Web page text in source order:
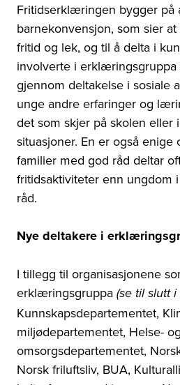
Fritidserklæringen bygger på
barnekonvensjon, som sier
fritid og lek, og til å delta i
involverte i
gjennom deltakelse i sosiale
unge andre erfaringer og
det som skjer på skolen eller
situasjoner. En er også enige
familier med god råd deltar
fritidsaktiviteter enn ungdom
råd.
Nye deltakere i
I tillegg til organisasjonene
erklæringsgruppa (se til slutt
Kunnskapsdepartementet,
miljødepartementet, Helse- og
omsorgsdepartementet,
Norsk friluftsliv, BUA,